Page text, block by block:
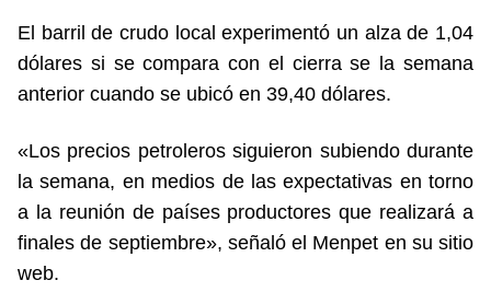
El barril de crudo local experimentó un alza de 1,04
dólares si se compara con el cierra se la semana
anterior cuando se ubicó en 39,40 dólares.
«Los precios petroleros siguieron subiendo durante
la semana, en medios de las expectativas en torno
a la reunión de países productores que realizará a
finales de septiembre», señaló el Menpet en su sitio
web.